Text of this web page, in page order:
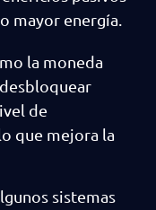
mayor energía.
la moneda
de
que mejora la
sistemas